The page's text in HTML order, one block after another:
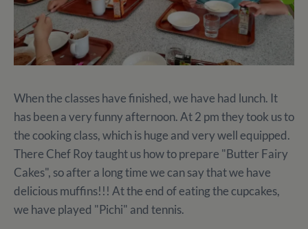
When the classes have finished, we have had lunch. It
has been a very funny afternoon. At 2 pm they took us to
the cooking class, which is huge and very well equipped.
There Chef Roy taught us how to prepare "Butter Fairy
Cakes", so after a long time we can say that we have
delicious muffins!!! At the end of eating the cupcakes,
we have played "Pichi" and tennis.